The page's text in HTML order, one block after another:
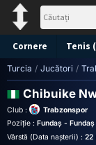
Cornere Tenis
Turcia / Jucători /
Chibuike
Club : Trabzonspor
Poziție : Fundaș -
Vârstă (Data nașterii) : 22